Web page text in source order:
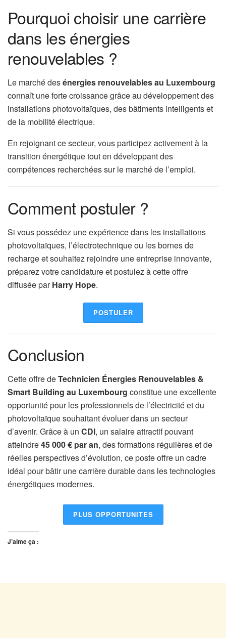
Pourquoi choisir une carrière
dans les énergies
renouvelables ?
Le marché desénergies renouvelables au Luxembourg
connaît une forte croissance grâce au développement des
installations photovoltaïques, des bâtiments intelligents et
de la mobilité électrique.
En rejoignant ce secteur, vous participez activement à la
transition énergétique tout en développant des
compétences recherchées sur le marché de l’emploi.
Comment postuler ?
Si vous possédez une expérience dans les installations
photovoltaïques, l’électrotechnique ou les bornes de
recharge et souhaitez rejoindre une entreprise innovante,
préparez votre candidature et postulez à cette offre
diffusée parHarry Hope.
POSTULER
Conclusion
Cette offre deTechnicien Énergies Renouvelables &
Smart Building au Luxembourg constitue une excellente
opportunité pour les professionnels de l’électricité et du
photovoltaïque souhaitant évoluer dans un secteur
d’avenir. Grâce à un CDI, un salaire attractif pouvant
atteindre45 000 € par an, des formations régulières et de
réelles perspectives d’évolution, ce poste offre un cadre
idéal pour bâtir une carrière durable dans les technologies
énergétiques modernes.
PLUS OPPORTUNITES
J’aime ça :